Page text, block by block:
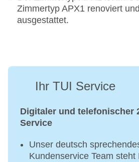
Zimmertyp APX1 renoviert
ausgestattet.
Ihr TUI Service
Digitaler und telefonischer
Service
Unser deutsch
Kundenservice Team steht